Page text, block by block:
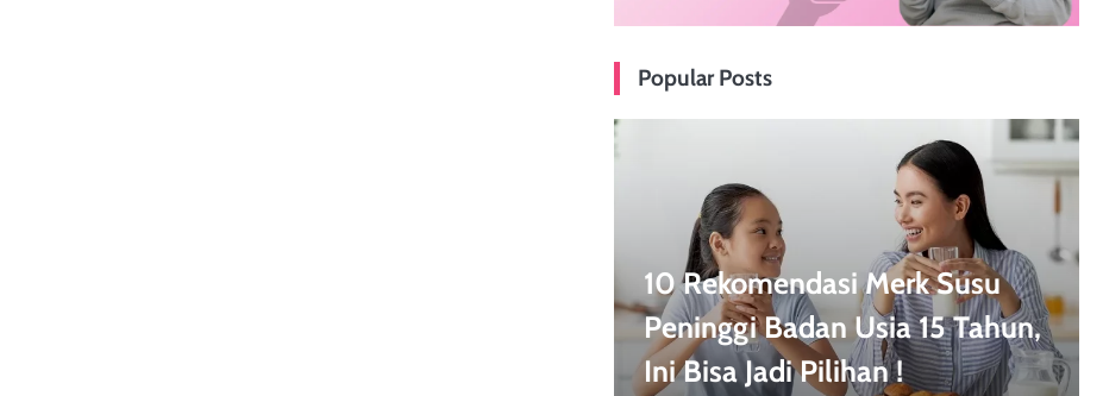
Popular Posts
10 Rekomendasi Merk Susu
Peninggi Badan Usia 15 Tahun,
Ini Bisa Jadi Pilihan !